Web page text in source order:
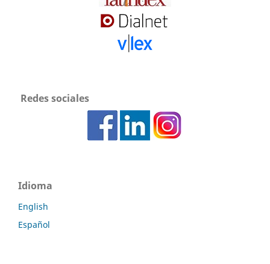
Redes sociales
Idioma
English
Español